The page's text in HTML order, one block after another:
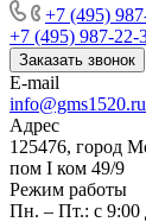
+7 (495)
+7 (495) 987-22-
Заказать звонок
E-mail
info@gms1520.ru
Адрес
125476, город
пом I ком 49/9
Режим работы
Пн. – Пт.: с 9:00